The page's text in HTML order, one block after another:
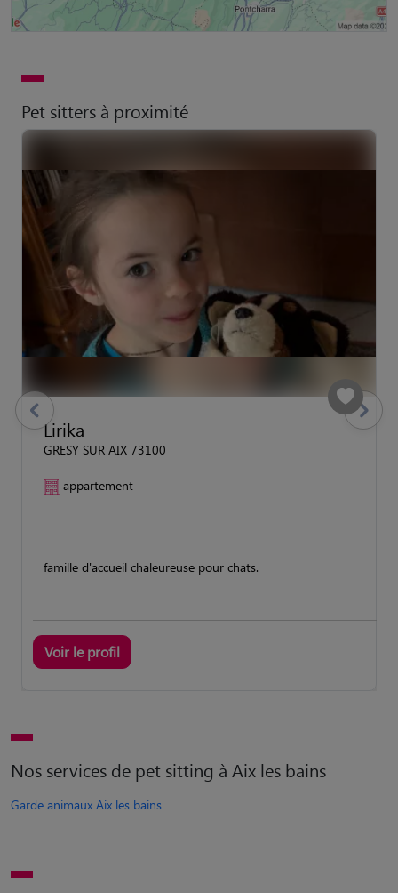
Pet sitters à proximité
Lirika
GRESY SUR AIX 73100
appartement
famille d'accueil chaleureuse pour chats.
Voir le profil
previous Suivant
Nos services de pet sitting à Aix les bains
Garde animaux Aix les bains